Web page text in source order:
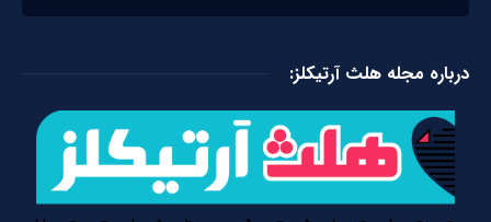
درباره مجله هلث آرتیکلز: